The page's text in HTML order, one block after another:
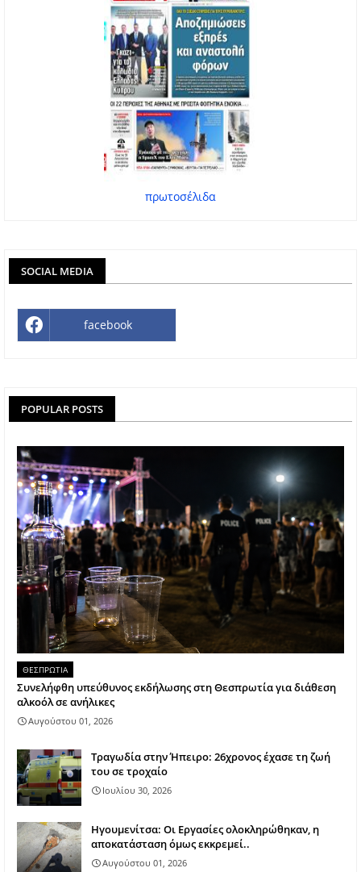
πρωτοσέλιδα
SOCIAL MEDIA
facebook
POPULAR POSTS
ΘΕΣΠΡΩΤΙΑ
Συνελήφθη υπεύθυνος εκδήλωσης στη Θεσπρωτία για διάθεση
αλκοόλ σε ανήλικες
Αυγούστου 01, 2026
Τραγωδία στην Ήπειρο: 26χρονος έχασε τη ζωή
του σε τροχαίο
Ιουλίου 30, 2026
Ηγουμενίτσα: Οι Εργασίες ολοκληρώθηκαν, η
αποκατάσταση όμως εκκρεμεί..
Αυγούστου 01, 2026